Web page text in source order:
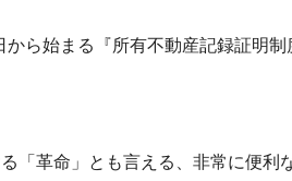
から始まる『所有不動産記録証明制
「革命」とも言える、非常に便利